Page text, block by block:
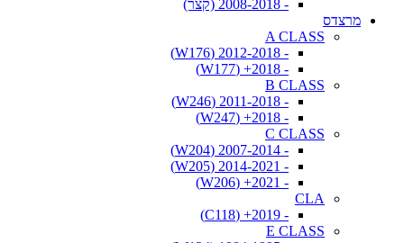
- 2008-2018 (קצר)
מרצדס
A CLASS
- 2012-2018 (W176)
- 2018+ (W177)
B CLASS
- 2011-2018 (W246)
- 2018+ (W247)
C CLASS
- 2007-2014 (W204)
- 2014-2021 (W205)
- 2021+ (W206)
CLA
- 2019+ (C118)
E CLASS